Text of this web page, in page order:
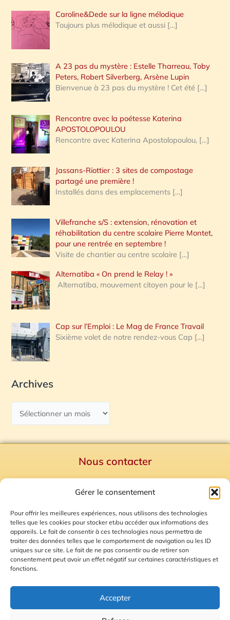
Gérer le consentement
Pour offrir les meilleures expériences, nous utilisons des technologies
telles que les cookies pour stocker et/ou accéder aux informations des
appareils. Le fait de consentir à ces technologies nous permettra de
traiter des données telles que le comportement de navigation ou les ID
uniques sur ce site. Le fait de ne pas consentir ou de retirer son
consentement peut avoir un effet négatif sur certaines caractéristiques et
fonctions.
Accepter
Caroline&Dede sur la ligne mélodique
Toujours plus mélodique et aussi […]
A 23 pas du mystère : Estelle Tharreau, Toby
Peters, Robert Silverberg, Arsène Lupin
Bienvenue à 23 pas du mystère ! Cet été […]
Rencontre avec la poétesse Katerina
APOSTOLOPOULOU
Rencontre avec Katerina Apostolopoulou, […]
Jassans-Riottier : 3 sites de compostage
partagé une première !
Installés dans des emplacements […]
Villefranche s/S : extension, rénovation et
réhabilitation du centre scolaire Pierre Montet,
pour une rentrée en septembre !
Visite de chantier au centre scolaire […]
Alternatiba « On prend le Relay ! »
Alternatiba, mouvement citoyen pour le […]
Cap sur l’Emploi : Le Mag de France Travail
Sixième volet de notre rendez-vous Cap […]
Archives
Nous contacter
Mentions Légales
Plan du site
Gestion des Cookies